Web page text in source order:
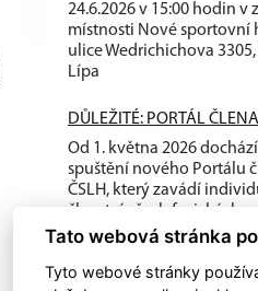
24.6.2026 v 15:00 hodin v
místnosti Nové sportovní
ulice Wedrichichova 3305,
Lípa
DŮLEŽITÉ: PORTÁL
Od 1. května 2026
spuštění nového Portálu
ČSLH, který zavádí
členství všech fyzických
Tato webová stránka
Tyto webové stránky